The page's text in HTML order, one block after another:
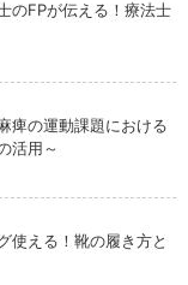
のFPが伝える！療法士
痺の運動課題における
活用～
使える！靴の履き方と